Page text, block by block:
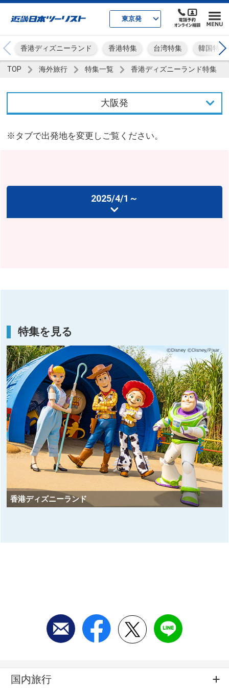
東京発
香港ディズニーランド 香港特集 台湾特集 韓国特集
TOP 海外旅行 特集一覧 香港ディズニーランド特集
大阪発
※タブで出発地を変更しご覧ください。
2025/4/1～
特集を見る
香港ディズニーランド
国内旅行